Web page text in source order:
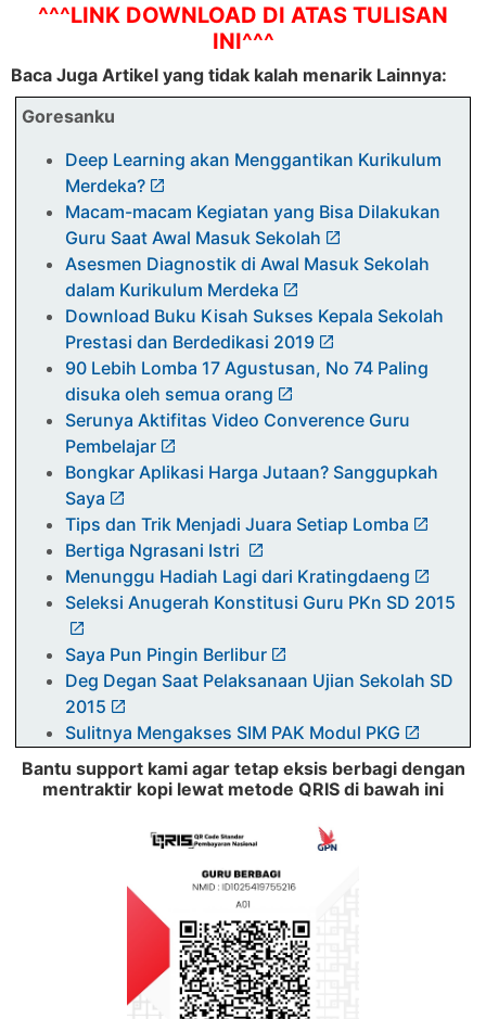
^^^LINK DOWNLOAD DI ATAS TULISAN
INI^^^
Baca Juga Artikel yang tidak kalah menarik Lainnya:
Goresanku
Deep Learning akan Menggantikan Kurikulum
Merdeka?
Macam-macam Kegiatan yang Bisa Dilakukan
Guru Saat Awal Masuk Sekolah
Asesmen Diagnostik di Awal Masuk Sekolah
dalam Kurikulum Merdeka
Download Buku Kisah Sukses Kepala Sekolah
Prestasi dan Berdedikasi 2019
90 Lebih Lomba 17 Agustusan, No 74 Paling
disuka oleh semua orang
Serunya Aktifitas Video Converence Guru
Pembelajar
Bongkar Aplikasi Harga Jutaan? Sanggupkah
Saya
Tips dan Trik Menjadi Juara Setiap Lomba
Bertiga Ngrasani Istri
Menunggu Hadiah Lagi dari Kratingdaeng
Seleksi Anugerah Konstitusi Guru PKn SD 2015
Saya Pun Pingin Berlibur
Deg Degan Saat Pelaksanaan Ujian Sekolah SD
2015
Sulitnya Mengakses SIM PAK Modul PKG
Minuman Berenergi Aman Tidak Berbahaya
[NOT FOR SALE] Seluk-beluk Membuat Aplikasi
Diijabahinya Do'a Anak Kecil Secara Langsung
Merdunya Suara Bule Amerika jadi Imam Sholat
Cara Asyik dalam Pembelajaran Musik
Pekematik Guru Pinggiran
Bantu support kami agar tetap eksis berbagi dengan
mentraktir kopi lewat metode QRIS di bawah ini